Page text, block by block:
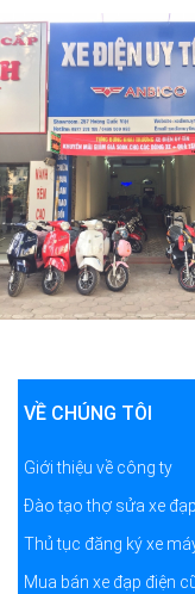
VỀ CHÚNG TÔI
Giới thiệu về công ty
Đào tạo thợ sửa xe
Thủ tục đăng ký xe
Mua bán xe đạp điện